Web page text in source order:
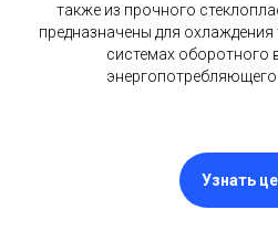
также из прочного
предназначены для
системах оборотного
Узнать